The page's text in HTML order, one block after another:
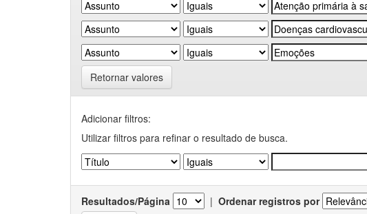
Retornar valores
Adicionar filtros:
Utilizar filtros para refinar o resultado de busca.
Resultados/Página | Ordenar registros por